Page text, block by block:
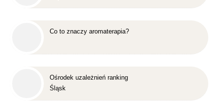
Co to znaczy aromaterapia?
Ośrodek uzależnień ranking
Śląsk